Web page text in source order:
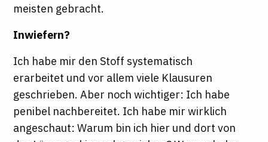
meisten gebracht.
Inwiefern?
Ich habe mir den Stoff systematisch
erarbeitet und vor allem viele Klausuren
geschrieben. Aber noch wichtiger: Ich habe
penibel nachbereitet. Ich habe mir wirklich
angeschaut: Warum bin ich hier und dort von